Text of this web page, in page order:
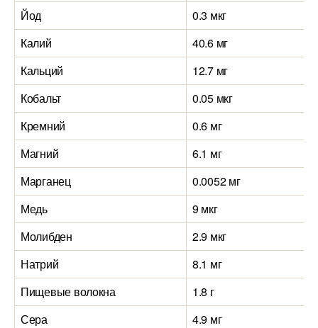
Йод
0.3 мкг
Калий
40.6 мг
Кальций
12.7 мг
Кобальт
0.05 мкг
Кремний
0.6 мг
Магний
6.1 мг
Марганец
0.0052 мг
Медь
9 мкг
Молибден
2.9 мкг
Натрий
8.1 мг
Пищевые волокна
1.8 г
Сера
4.9 мг